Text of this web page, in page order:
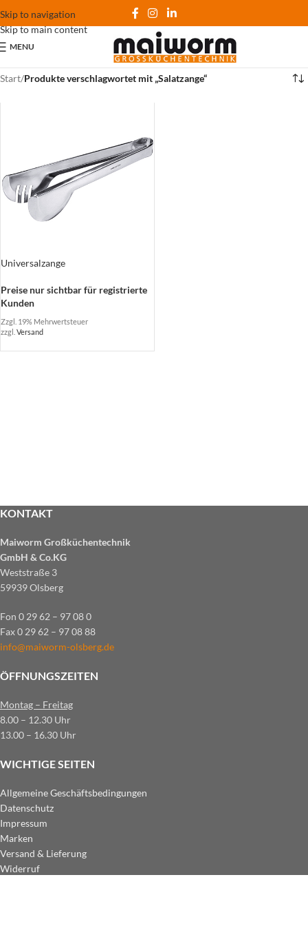
Skip to navigation
Skip to main content
MENU
Start/Produkte verschlagwortet mit „Salatzange“
Universalzange
Preise nur sichtbar für registrierte
Kunden
Zzgl. 19% Mehrwertsteuer
zzgl. Versand
KONTAKT
Maiworm Großküchentechnik
GmbH & Co.KG
Weststraße 3
59939 Olsberg
Fon 0 29 62 – 97 08 0
Fax 0 29 62 – 97 08 88
info@maiworm-olsberg.de
ÖFFNUNGSZEITEN
Montag – Freitag
8.00 – 12.30 Uhr
13.00 – 16.30 Uhr
WICHTIGE SEITEN
Allgemeine Geschäftsbedingungen
Datenschutz
Impressum
Marken
Versand & Lieferung
Widerruf